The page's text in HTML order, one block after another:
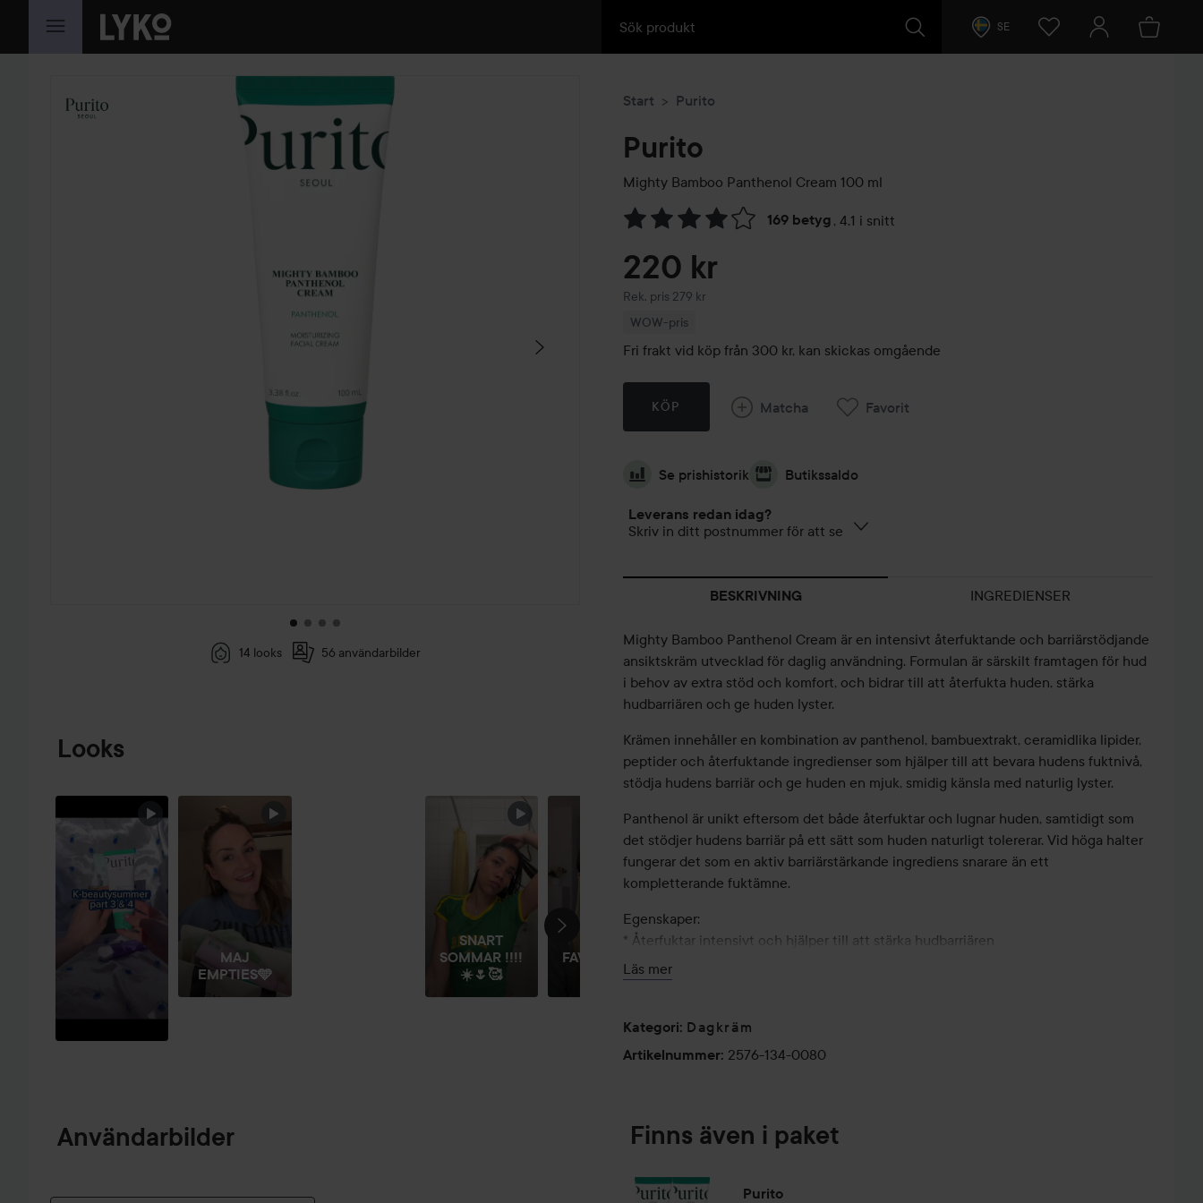
HOPPA TILL INNEHÅLLET SE
HOPPA ÖVER SEKTIONEN
14 looks 56 användarbilder
Looks
HOPPA ÖVER SEKTIONEN
MAJ
EMPTIES🩵
SNART
SOMMAR !!!!
☀️🌷🥰
MINA
FAVORITPRODUKTER!!
😮‍...
SÅÅÅ
TREVLIG
SIMPLESTYLE✨
💗
HUDVÅRDSRUTIN
🫧✨
K BEAUTY
ASMR
Användarbilder
Start Purito
Purito
Mighty Bamboo Panthenol Cream 100 ml
169 betyg , 4.1 i snitt
Hoppa till Betyg & kommentarer
220 kr
Rek. pris 279 kr
Rekommenderat pris 279 kr
WOW-pris
Fri frakt vid köp från 300 kr, kan skickas omgående
KÖP Matcha Favorit
Se prishistorik Butikssaldo
Leverans redan idag?
Skriv in ditt postnummer för att se
BESKRIVNING INGREDIENSER
Mighty Bamboo Panthenol Cream är en intensivt återfuktande och barriärstödjande
ansiktskräm utvecklad för daglig användning. Formulan är särskilt framtagen för hud
i behov av extra stöd och komfort, och bidrar till att återfukta huden, stärka
hudbarriären och ge huden lyster.
Krämen innehåller en kombination av panthenol, bambuextrakt, ceramidlika lipider,
peptider och återfuktande ingredienser som hjälper till att bevara hudens fuktnivå,
stödja hudens barriär och ge huden en mjuk, smidig känsla med naturlig lyster.
Panthenol är unikt eftersom det både återfuktar och lugnar huden, samtidigt som
det stödjer hudens barriär på ett sätt som huden naturligt tolererar. Vid höga halter
fungerar det som en aktiv barriärstärkande ingrediens snarare än ett
kompletterande fuktämne.
Egenskaper:
* Återfuktar intensivt och hjälper till att stärka hudbarriären
* Bidrar till att lugna huden vid yttre påfrestningar
* Hjälper till att bevara hudens fuktbalans över tid
Nyckelingredienser:
* Panthenol (10 %)
* Niacinamide
* Sodium Hyaluronate
* Copper Tripeptide-1
Läs mer
Kategori: Dagkräm
Artikelnummer: 2576-134-0080
Finns även i paket
Purito